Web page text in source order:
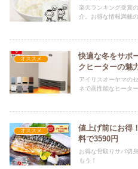
楽天ランキング受賞
介。お得な情報満載の
オススメ
快適な冬をサポ
クヒーターの魅
アイリスオーヤマの
ネで高性能なヒータ
オススメ
値上げ前にお得
料で3590円
お得な骨取りサバ切
もう！